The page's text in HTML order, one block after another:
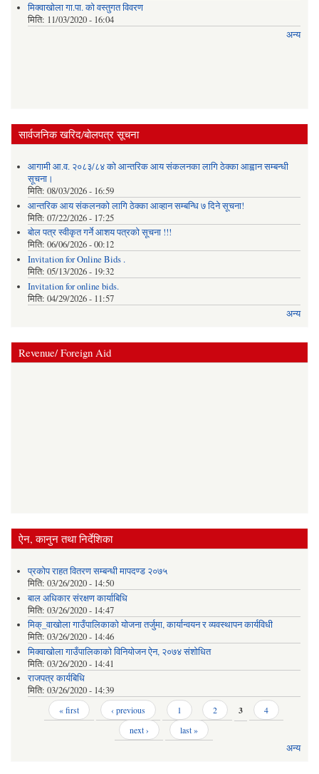
मिक्वाखोला गा.पा. को वस्तुगत विवरण
मिति: 11/03/2020 - 16:04
अन्य
सार्वजनिक खरिद/बोलपत्र सूचना
आगामी आ.व. २०८३/८४ को आन्तरिक आय संकलनका लागि ठेक्का आह्वान सम्बन्धी
सूचना।
मिति: 08/03/2026 - 16:59
आन्तरिक आय संकलनको लागि ठेक्‍का आव्हान सम्बन्धि ७ दिने सूचना!
मिति: 07/22/2026 - 17:25
बोल पत्र स्वीकृत गर्ने आशय पत्रको सूचना !!!
मिति: 06/06/2026 - 00:12
Invitation for Online Bids .
मिति: 05/13/2026 - 19:32
Invitation for online bids.
मिति: 04/29/2026 - 11:57
अन्य
Revenue/ Foreign Aid
ऐन, कानुन तथा निर्देशिका
प्रकोप राहत वितरण सम्बन्धी मापदण्ड २०७५
मिति: 03/26/2020 - 14:50
बाल अधिकार संरक्षण कार्याबिधि
मिति: 03/26/2020 - 14:47
मिक्_वाखोला गाउँपालिकाको योजना तर्जुमा, कार्यान्वयन र व्यवस्थापन कार्यविधी
मिति: 03/26/2020 - 14:46
मिक्वाखोला गाउँपालिकाको विनियोजन ऐन, २०७४ संशोधित
मिति: 03/26/2020 - 14:41
राजपत्र कार्यबिधि
मिति: 03/26/2020 - 14:39
« first ‹ previous 1 2 3
4
next ›
last »
अन्य